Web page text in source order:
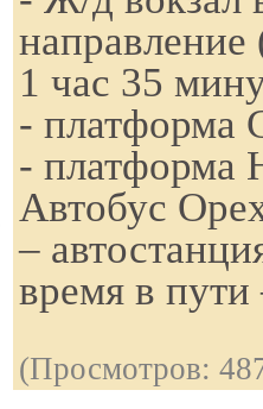
направление
1 час 35
- платформа
- платформа
Автобус
–
время в
(Просмотров: